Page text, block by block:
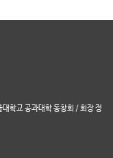
학교 공과대학 동창회 / 회장 정